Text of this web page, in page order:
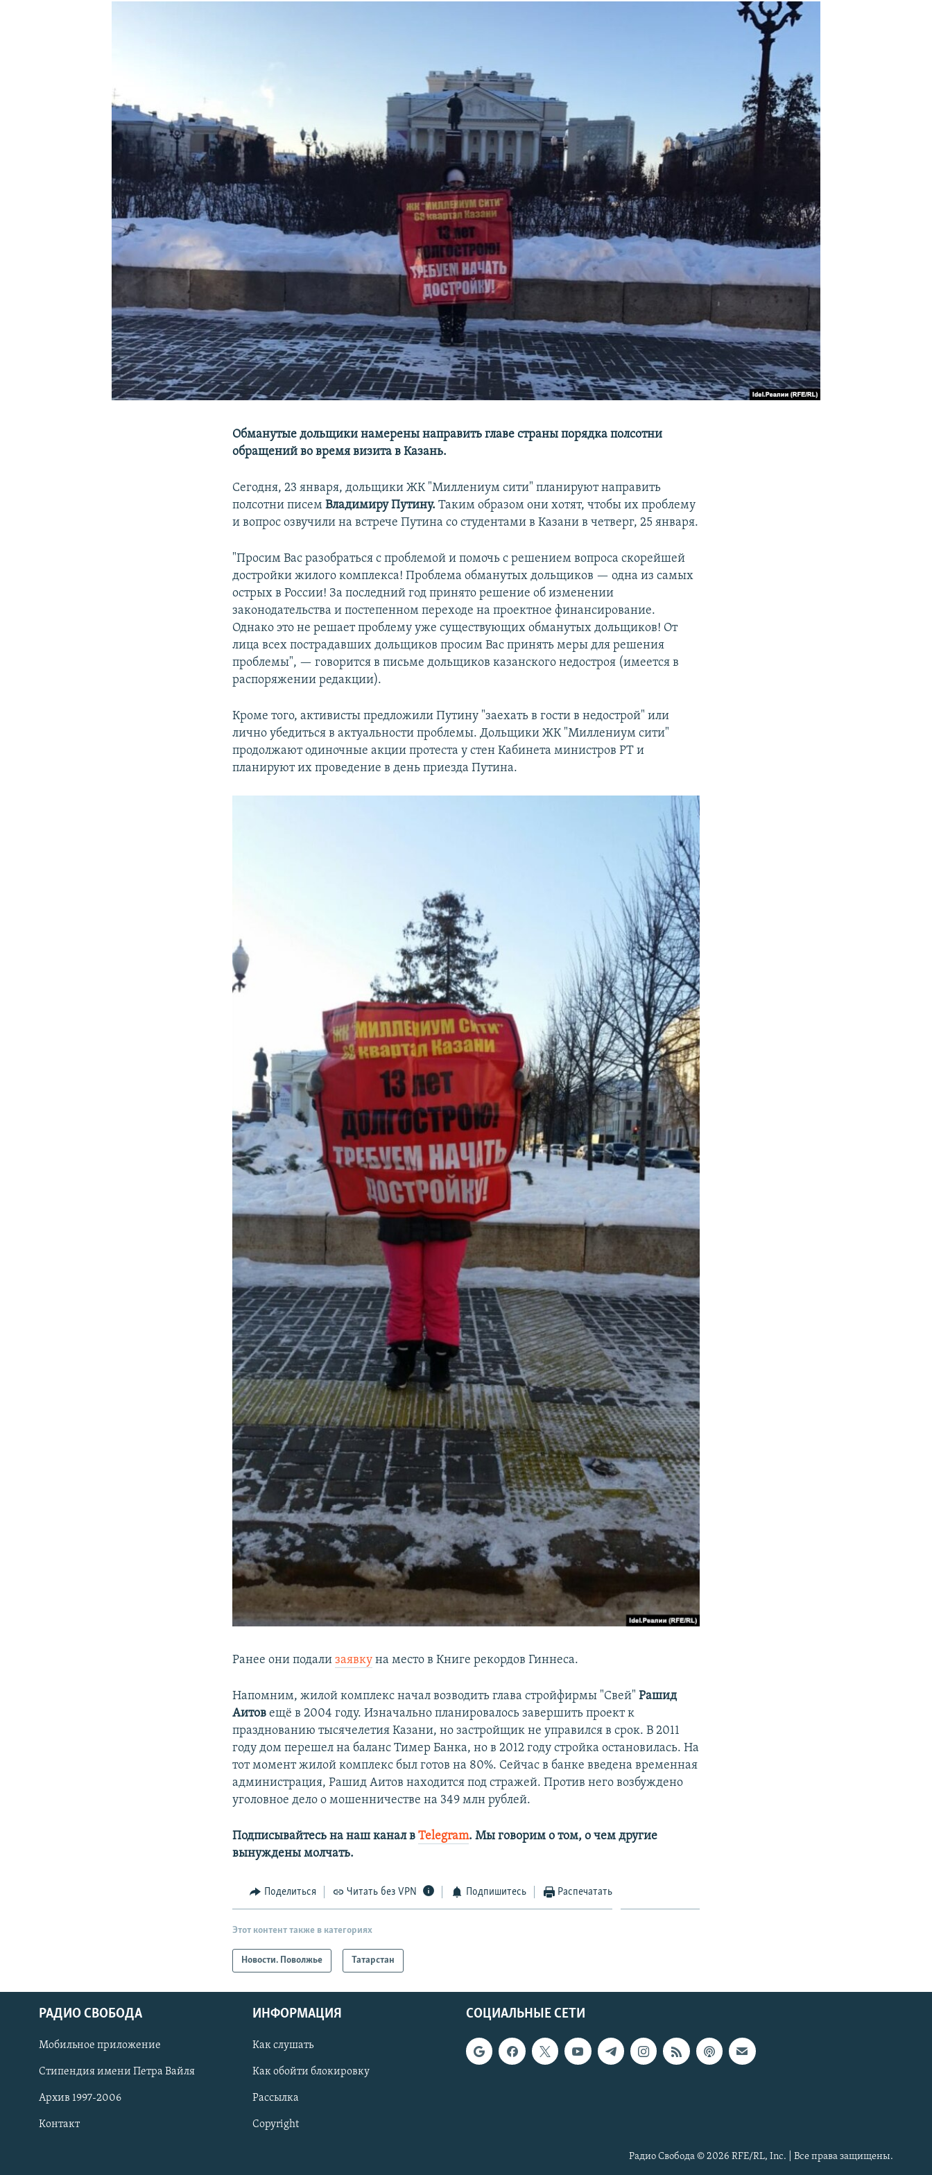
СОЦИАЛЬНЫЕ СЕТИ
Обманутые дольщики намерены направить главе страны порядка полсотни
обращений во время визита в Казань.
Сегодня, 23 января, дольщики ЖК "Миллениум сити" планируют направить
полсотни писемВладимиру Путину. Таким образом они хотят, чтобы их проблему
и вопрос озвучили на встрече Путина со студентами в Казани в четверг, 25 января.
"Просим Вас разобраться с проблемой и помочь с решением вопроса скорейшей
достройки жилого комплекса! Проблема обманутых дольщиков — одна из самых
острых в России! За последний год принято решение об изменении
законодательства и постепенном переходе на проектное финансирование.
Однако это не решает проблему уже существующих обманутых дольщиков! От
лица всех пострадавших дольщиков просим Вас принять меры для решения
проблемы", — говорится в письме дольщиков казанского недостроя (имеется в
распоряжении редакции).
Кроме того, активисты предложили Путину "заехать в гости в недострой" или
лично убедиться в актуальности проблемы. Дольщики ЖК "Миллениум сити"
продолжают одиночные акции протеста у стен Кабинета министров РТ и
планируют их проведение в день приезда Путина.
Ранее они подализаявку на место в Книге рекордов Гиннеса.
Напомним, жилой комплекс начал возводить глава стройфирмы "Свей"Рашид
Аитов ещё в 2004 году. Изначально планировалось завершить проект к
празднованию тысячелетия Казани, но застройщик не управился в срок. В 2011
году дом перешел на баланс Тимер Банка, но в 2012 году стройка остановилась. На
тот момент жилой комплекс был готов на 80%. Сейчас в банке введена временная
администрация, Рашид Аитов находится под стражей. Против него возбуждено
уголовное дело о мошенничестве на 349 млн рублей.
Подписывайтесь на наш канал вTelegram. Мы говорим о том, о чем другие
вынуждены молчать.
Поделиться Читать без VPN Подпишитесь Распечатать
Этот контент также в категориях
Новости. Поволжье Татарстан
СОЦИАЛЬНЫЕ СЕТИ
РАДИО СВОБОДА
Мобильное приложение
Стипендия имени Петра Вайля
Архив 1997-2006
Контакт
ИНФОРМАЦИЯ
Как слушать
Как обойти блокировку
Рассылка
Copyright
Радио Свобода © 2026 RFE/RL, Inc. | Все права защищены.